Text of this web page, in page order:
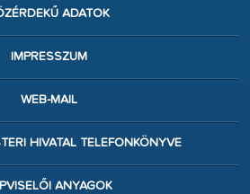
ADATOK
IMPRESSZUM
WEB-MAIL
HIVATAL TELEFONKÖNYVE
ANYAGOK